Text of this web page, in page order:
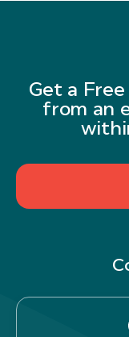
Get a
from an